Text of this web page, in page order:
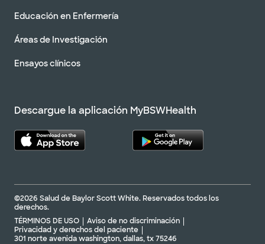
Educación en Enfermería
Áreas de Investigación
Ensayos clínicos
Descargue la aplicación MyBSWHealth
©2026 Salud de Baylor Scott White. Reservados todos los
derechos.
TÉRMINOS DE USO
Aviso de no discriminación
Privacidad y derechos del paciente
301 norte avenida washington, dallas, tx 75246